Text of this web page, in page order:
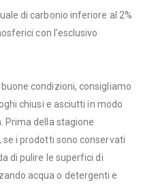
di carbonio inferiore al 2%
con l’esclusivo
condizioni, consigliamo
chiusi e asciutti in modo
Prima della stagione
i prodotti sono conservati
di pulire le superfici di
acqua o detergenti e